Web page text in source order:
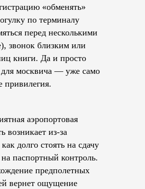
«обменять»
по терминалу
перед несколькими
звонок близким или
книги. Да и просто
москвича — уже само
привилегия.
аэропортовая
возникает из-за
долго стоять на сдачу
паспортный контроль.
предполетных
вернет ощущение